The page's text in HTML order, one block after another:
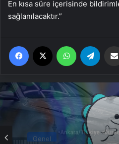
En kısa süre içerisinde
sağlanılacaktır.”
Facebook WhatsApp
Genel